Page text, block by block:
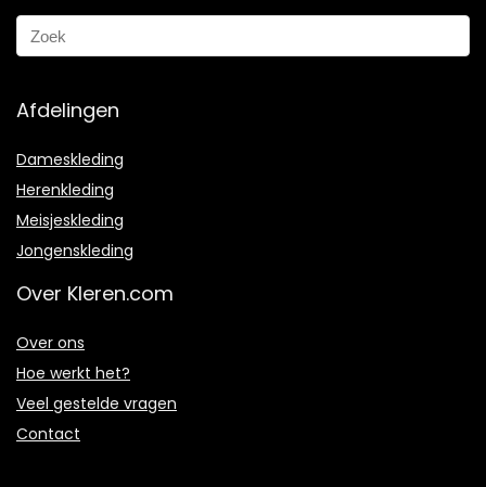
Afdelingen
Dameskleding
Herenkleding
Meisjeskleding
Jongenskleding
Over Kleren.com
Over ons
Hoe werkt het?
Veel gestelde vragen
Contact